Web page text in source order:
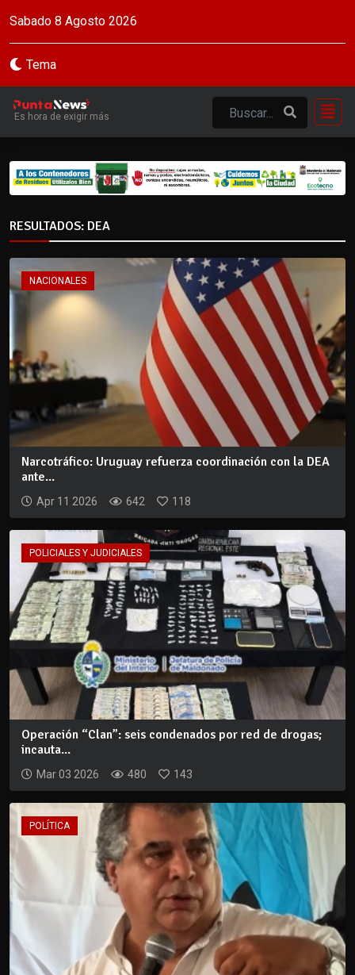
Sabado 8 Agosto 2026
Tema
Es hora de exigir más
RESULTADOS: DEA
NACIONALES
Narcotráfico: Uruguay refuerza coordinación con la DEA
ante...
Apr 11 2026 642 118
POLICIALES Y JUDICIALES
Operación “Clan”: seis condenados por red de drogas;
incauta...
Mar 03 2026 480 143
POLÍTICA